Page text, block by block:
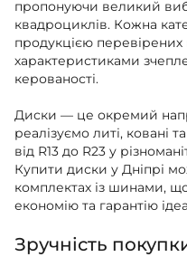
пропонуючи великий
квадроциклів. Кожна
продукцією перевірених
характеристиками
керованості.
Диски — це окремий
реалізуємо литі, ковані
від R13 до R23 у
Купити диски у Дніпрі
комплектах із шинами,
економію та гарантію
Зручність